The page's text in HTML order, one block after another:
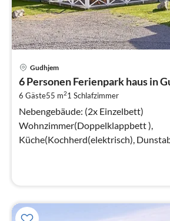
Gudhjem
6 Personen Ferienpark haus in
6 Gäste55 m21 Schlafzimmer
Nebengebäude: (2x Einzelbett)
Wohnzimmer(Doppelklappbett ),
Küche(Kochherd(elektrisch),